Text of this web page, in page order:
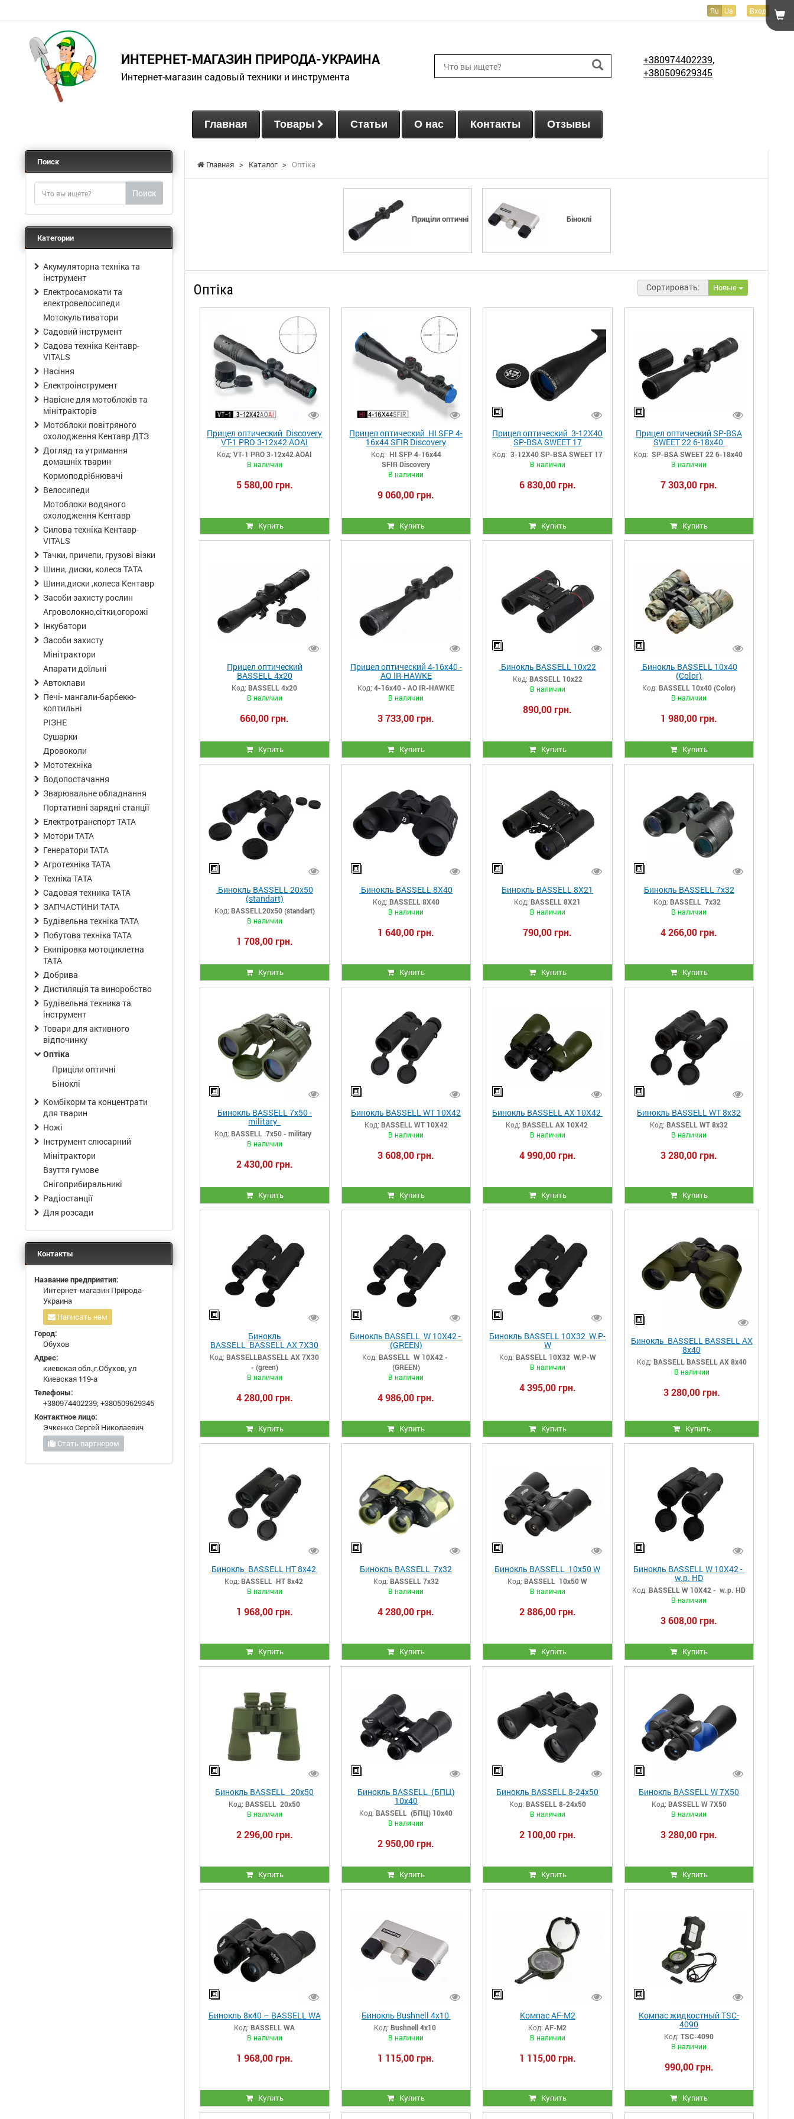
Ru Ua Вход
ИНТЕРНЕТ-МАГАЗИН ПРИРОДА-УКРАИНА
Интернет-магазин садовый техники и инструмента
+380974402239,
+380509629345
Главная Товары Статьи О нас Контакты Отзывы
Главная > Каталог > Оптіка
Приціли оптичні Біноклі
Оптіка Сортировать: Новые
Прицел оптический Discovery
VT-1 PRO 3-12x42 AOAI
Код: VT-1 PRO 3-12x42 AOAI
В наличии
5 580,00 грн.
Купить
Прицел оптический HI SFP 4-
16x44 SFIR Discovery
Код: HI SFP 4-16x44
SFIR Discovery
В наличии
9 060,00 грн.
Купить
Прицел оптический 3-12X40
SP-BSA SWEET 17
Код: 3-12X40 SP-BSA SWEET 17
В наличии
6 830,00 грн.
Купить
Прицел оптический SP-BSA
SWEET 22 6-18x40
Код: SP-BSA SWEET 22 6-18x40
В наличии
7 303,00 грн.
Купить
Прицел оптический
BASSELL 4x20
Код: BASSELL 4x20
В наличии
660,00 грн.
Купить
Прицел оптический 4-16x40 -
AO IR-HAWKE
Код: 4-16x40 - AO IR-HAWKE
В наличии
3 733,00 грн.
Купить
Бинокль BASSELL 10x22
Код: BASSELL 10x22
В наличии
890,00 грн.
Купить
Бинокль BASSELL 10х40
(Color)
Код: BASSELL 10х40 (Color)
В наличии
1 980,00 грн.
Купить
Бинокль BASSELL 20x50
(standart)
Код: BASSELL20x50 (standart)
В наличии
1 708,00 грн.
Купить
Бинокль BASSELL 8X40
Код: BASSELL 8X40
В наличии
1 640,00 грн.
Купить
Бинокль BASSELL 8X21
Код: BASSELL 8X21
В наличии
790,00 грн.
Купить
Бинокль BASSELL 7х32
Код: BASSELL 7х32
В наличии
4 266,00 грн.
Купить
Бинокль BASSELL 7x50 -
military
Код: BASSELL 7x50 - military
В наличии
2 430,00 грн.
Купить
Бинокль BASSELL WT 10X42
Код: BASSELL WT 10X42
В наличии
3 608,00 грн.
Купить
Бинокль BASSELL AX 10X42
Код: BASSELL AX 10X42
В наличии
4 990,00 грн.
Купить
Бинокль BASSELL WT 8x32
Код: BASSELL WT 8x32
В наличии
3 280,00 грн.
Купить
Бинокль
BASSELL BASSELL AX 7X30
- (green)
Код: BASSELLBASSELL AX 7X30
- (green)
В наличии
4 280,00 грн.
Купить
Бинокль BASSELL W 10X42 -
(GREEN)
Код: BASSELL W 10X42 -
(GREEN)
В наличии
4 986,00 грн.
Купить
Бинокль BASSELL 10X32 W.P-
W
Код: BASSELL 10X32 W.P-W
В наличии
4 395,00 грн.
Купить
Бинокль BASSELL BASSELL AX
8x40
Код: BASSELL BASSELL AX 8x40
В наличии
3 280,00 грн.
Купить
Бинокль BASSELL HT 8x42
Код: BASSELL HT 8x42
В наличии
1 968,00 грн.
Купить
Бинокль BASSELL 7х32
Код: BASSELL 7х32
В наличии
4 280,00 грн.
Купить
Бинокль BASSELL 10x50 W
Код: BASSELL 10x50 W
В наличии
2 886,00 грн.
Купить
Бинокль BASSELL W 10X42 -
w.p. HD
Код: BASSELL W 10X42 - w.p. HD
В наличии
3 608,00 грн.
Купить
Бинокль BASSELL 20x50
Код: BASSELL 20x50
В наличии
2 296,00 грн.
Купить
Бинокль BASSELL (БПЦ)
10х40
Код: BASSELL (БПЦ) 10х40
В наличии
2 950,00 грн.
Купить
Бинокль BASSELL 8-24x50
Код: BASSELL 8-24x50
В наличии
2 100,00 грн.
Купить
Бинокль BASSELL W 7X50
Код: BASSELL W 7X50
В наличии
3 280,00 грн.
Купить
Бинокль 8x40 – BASSELL WA
Код: BASSELL WA
В наличии
1 968,00 грн.
Купить
Бинокль Bushnell 4x10
Код: Bushnell 4x10
В наличии
1 115,00 грн.
Купить
Компас AF-M2
Код: AF-M2
В наличии
1 115,00 грн.
Купить
Компас жидкостный TSC-
4090
Код: TSC-4090
В наличии
990,00 грн.
Купить
Поиск
Поиск
Категории
Акумуляторна техніка та
інструмент
Електросамокати та
електровелосипеди
Мотокультиватори
Садовий інструмент
Садова техніка Кентавр-
VITALS
Насіння
Електроінструмент
Навісне для мотоблоків та
мінітракторів
Мотоблоки повітряного
охолодження Кентавр ДТЗ
Догляд та утримання
домашніх тварин
Кормоподрібнювачі
Велосипеди
Мотоблоки водяного
охолодження Кентавр
Силова техніка Кентавр-
VITALS
Тачки, причепи, грузові візки
Шини, диски, колеса ТАТА
Шини,диски ,колеса Кентавр
Засоби захисту рослин
Агроволокно,сітки,огорожі
Інкубатори
Засоби захисту
Мінітрактори
Апарати доїльні
Автоклави
Печі- мангали-барбекю-
коптильні
РІЗНЕ
Сушарки
Дровоколи
Мототехніка
Водопостачання
Зварювальне обладнання
Портативні зарядні станції
Електротранспорт ТАТА
Мотори ТАТА
Генератори ТАТА
Агротехніка ТАТА
Техніка ТАТА
Садовая техника ТАТА
ЗАПЧАСТИНИ ТАТА
Будівельна техніка ТАТА
Побутова техніка ТАТА
Екипіровка мотоциклетна
ТАТА
Добрива
Дистиляція та виноробство
Будівельна техника та
інструмент
Товари для активного
відпочинку
Оптіка
Приціли оптичні
Біноклі
Комбікорм та концентрати
для тварин
Ножі
Інструмент слюсарний
Мінітрактори
Взуття гумове
Снігоприбиральникі
Радіостанції
Для розсади
Контакты
Название предприятия:
Интернет-магазин Природа-
Украина
Написать нам
Город:
Обухов
Адрес:
киевская обл.,г.Обухов, ул
Киевская 119-а
Телефоны:
+380974402239;+380509629345
Контактное лицо:
Эчкенко Сергей Николаевич
Стать партнером